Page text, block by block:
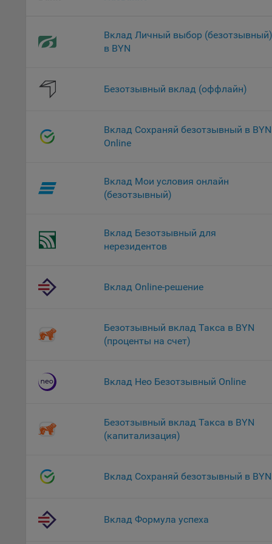
Вклад Личный выбор (безотзывный)
в BYN
Безотзывный вклад (оффлайн)
Вклад Сохраняй безотзывный в BYN
Online
Вклад Мои условия онлайн
(безотзывный)
Вклад Безотзывный для
нерезидентов
Вклад Online-решение
Безотзывный вклад Такса в BYN
(проценты на счет)
Вклад Нео Безотзывный Online
Безотзывный вклад Такса в BYN
(капитализация)
Вклад Сохраняй безотзывный в BYN
Вклад Формула успеха